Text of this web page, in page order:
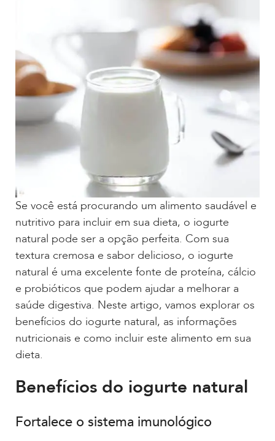
Se você está procurando um alimento saudável e
nutritivo para incluir em sua dieta, o iogurte
natural pode ser a opção perfeita. Com sua
textura cremosa e sabor delicioso, o iogurte
natural é uma excelente fonte de proteína, cálcio
e probióticos que podem ajudar a melhorar a
saúde digestiva. Neste artigo, vamos explorar os
benefícios do iogurte natural, as informações
nutricionais e como incluir este alimento em sua
dieta.
Benefícios do iogurte natural
Fortalece o sistema imunológico